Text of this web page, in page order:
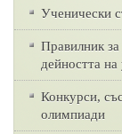
Ученически
Правилник
дейността
Конкурси,
олимпиади